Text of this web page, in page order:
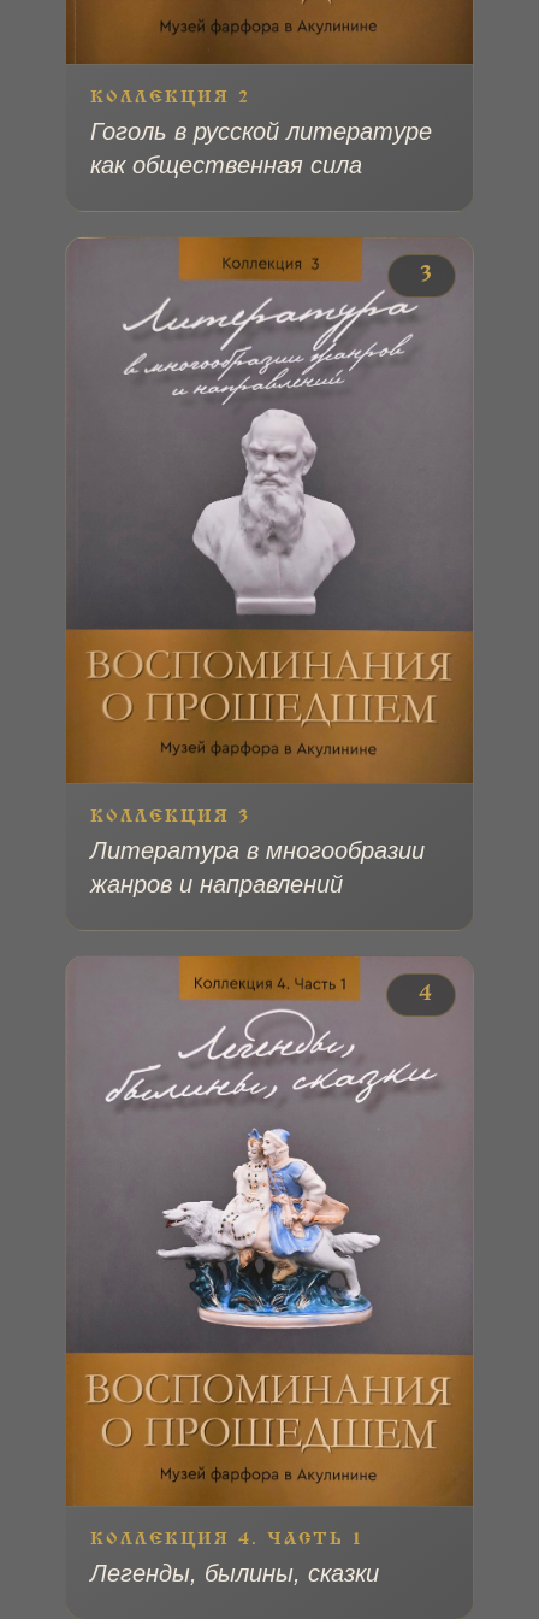
КОЛЛЕКЦИЯ 2
Гоголь в русской литературе
как общественная сила
№ 3
КОЛЛЕКЦИЯ 3
Литература в многообразии
жанров и направлений
№ 4
КОЛЛЕКЦИЯ 4. ЧАСТЬ 1
Легенды, былины, сказки